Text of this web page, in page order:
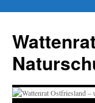
springen